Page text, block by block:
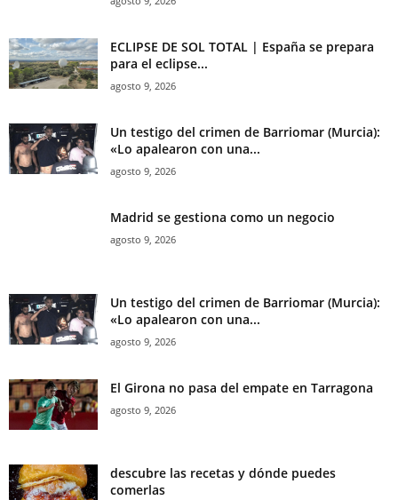
ECLIPSE DE SOL TOTAL | España se prepara
para el eclipse...
agosto 9, 2026
Un testigo del crimen de Barriomar (Murcia):
«Lo apalearon con una...
agosto 9, 2026
Madrid se gestiona como un negocio
agosto 9, 2026
Un testigo del crimen de Barriomar (Murcia):
«Lo apalearon con una...
agosto 9, 2026
El Girona no pasa del empate en Tarragona
agosto 9, 2026
descubre las recetas y dónde puedes
comerlas